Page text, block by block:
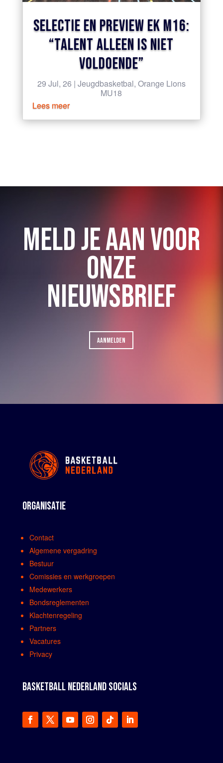
SELECTIE EN PREVIEW EK M16:
“TALENT ALLEEN IS NIET
VOLDOENDE”
29 Jul, 26 | Jeugdbasketbal, Orange Lions
MU18
Lees meer
MELD JE AAN VOOR
ONZE
NIEUWSBRIEF
AANMELDEN
ORGANISATIE
Contact
Algemene vergadring
Bestuur
Comissies en werkgroepen
Medewerkers
Bondsreglementen
Klachtenregeling
Partners
Vacatures
Privacy
BASKETBALL NEDERLAND SOCIALS